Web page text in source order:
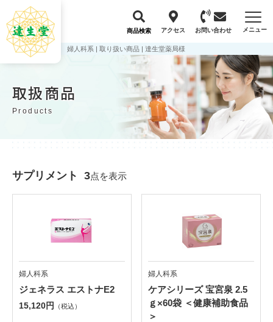
アクセス お問い合わせ メニュー
商品検索
婦人科系 | 取り扱い商品 | 達生堂薬局様
取扱商品
Products
サプリメント 3点を表示
婦人科系
ジェネラス エストナE2
15,120円 （税込）
婦人科系
ケアシリーズ 宝宮泉 2.5
ｇ×60袋 ＜健康補助食品
＞